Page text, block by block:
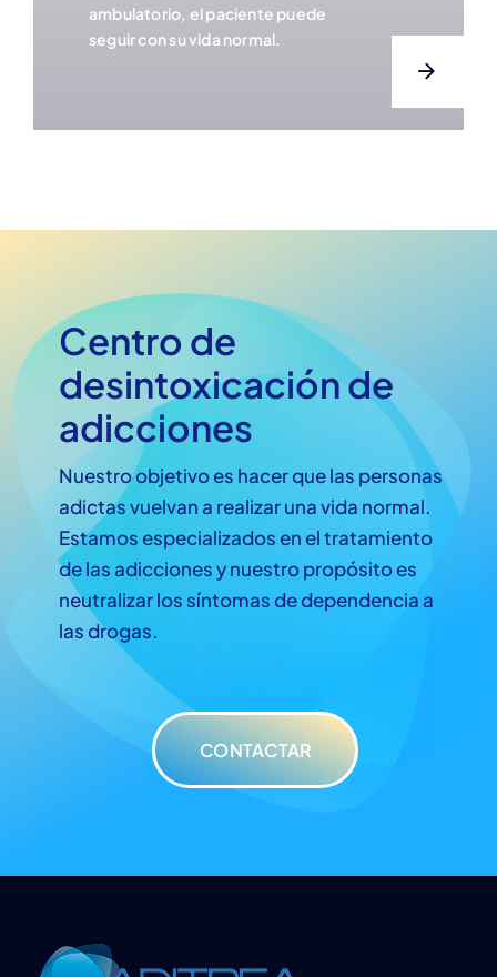
ambulatorio, el paciente puede
seguir con su vida normal.
Centro de
desintoxicación de
adicciones
Nuestro objetivo es hacer que las personas
adictas vuelvan a realizar una vida normal.
Estamos especializados en el tratamiento
de las adicciones y nuestro propósito es
neutralizar los síntomas de dependencia a
las drogas.
CONTACTAR